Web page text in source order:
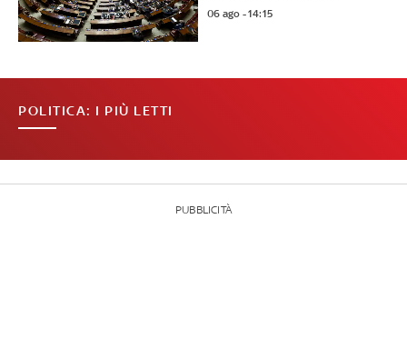
06 ago - 14:15
POLITICA: I PIÙ LETTI
PUBBLICITÀ